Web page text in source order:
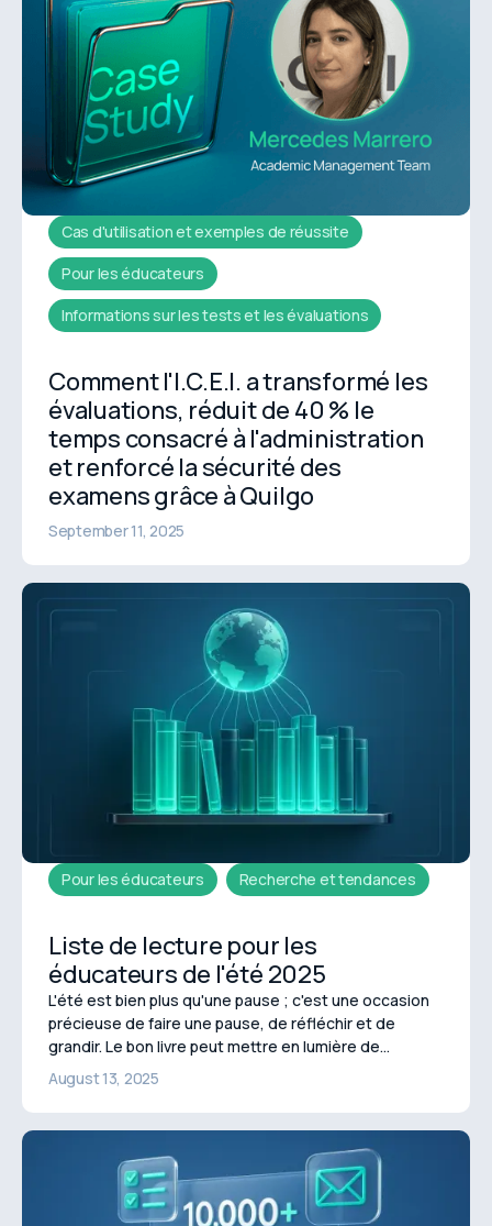
Cas d'utilisation et exemples de réussite
Pour les éducateurs
Informations sur les tests et les évaluations
Comment l'I.C.E.I. a transformé les
évaluations, réduit de 40 % le
temps consacré à l'administration
et renforcé la sécurité des
examens grâce à Quilgo
September 11, 2025
Pour les éducateurs Recherche et tendances
Liste de lecture pour les
éducateurs de l'été 2025
L'été est bien plus qu'une pause ; c'est une occasion
précieuse de faire une pause, de réfléchir et de
grandir. Le bon livre peut mettre en lumière de
nouvelles perspectives, remettre en question vos
hypothèses et raviver votre passion pour
l'enseignement.
August 13, 2025